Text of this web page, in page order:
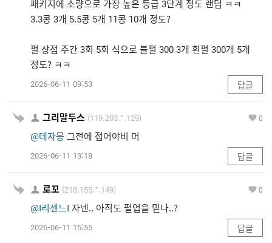
패키지에 소량으로 가장 높은 등급 3단계 정도 랜덤 ㅋㅋ
3.3콩 3개 5.5콩 5개 11콩 10개 정도?
펄 상점 주간 3회 5회 식으로 블펄 300 3개 흰펄 300개 5개
정도? ㅋㅋ
2026-06-11 09:53 답글
그리말두스 (119.203.*.129) 0
@데자몽 그전에 접어야비 머
2026-06-11 13:18 답글
로꼬 (218.155.*.149) 0
@I리센느I 자넨.. 아직도 펄업을 믿나..?
2026-06-11 15:55 답글